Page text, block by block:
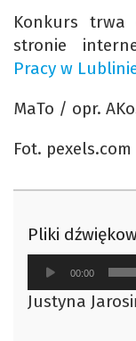
Konkurs trwa
stronie
Pracy w
MaTo / opr.
Fot. pexels.com
Pliki
Odtwarzacz
plików
dźwiękowych
00:00
Justyna